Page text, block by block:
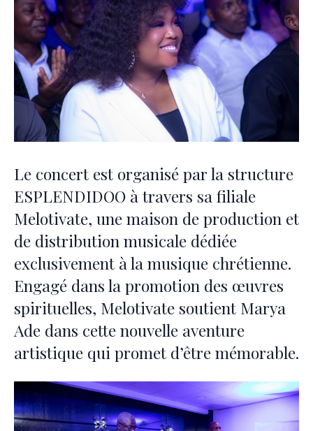
Le concert est organisé par la structure
ESPLENDIDOO à travers sa filiale
Melotivate, une maison de production et
de distribution musicale dédiée
exclusivement à la musique chrétienne.
Engagé dans la promotion des œuvres
spirituelles, Melotivate soutient Marya
Ade dans cette nouvelle aventure
artistique qui promet d’être mémorable.